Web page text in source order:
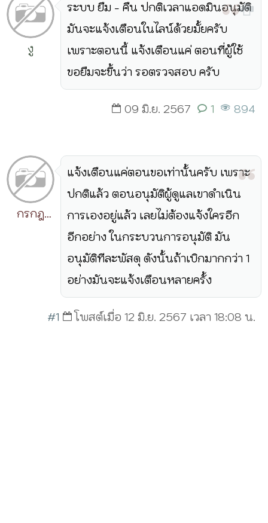
งู
ระบบ ยืม - คืน ปกติเวลาแอดมินอนุมัติ
มันจะแจ้งเตือนในไลน์ด้วยมั้ยครับ
เพราะตอนนี้ แจ้งเตือนแค่ ตอนที่ผู้ใช้
ขอยืมจะขึ้นว่า รอตรวจสอบ ครับ
09 มิ.ย. 2567 1 894
กรกฎ
แจ้งเตือนแค่ตอนขอเท่านั้นครับ เพราะ
ปกติแล้ว ตอนอนุมัติผู้ดูแลเขาดำเนิน
การเองอยู่แล้ว เลยไม่ต้องแจ้งใครอีก
อีกอย่าง ในกระบวนการอนุมัติ มัน
อนุมัติทีละพัสดุ ดังนั้นถ้าเบิกมากกว่า 1
อย่างมันจะแจ้งเตือนหลายครั้ง
#1 โพสต์เมื่อ 12 มิ.ย. 2567 เวลา 18:08 น.